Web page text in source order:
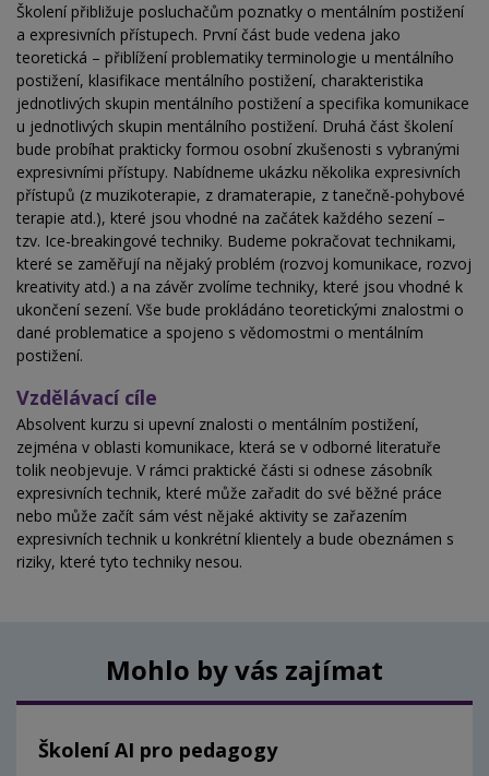
Školení přibližuje posluchačům poznatky o mentálním postižení
a expresivních přístupech. První část bude vedena jako
teoretická – přiblížení problematiky terminologie u mentálního
postižení, klasifikace mentálního postižení, charakteristika
jednotlivých skupin mentálního postižení a specifika komunikace
u jednotlivých skupin mentálního postižení. Druhá část školení
bude probíhat prakticky formou osobní zkušenosti s vybranými
expresivními přístupy. Nabídneme ukázku několika expresivních
přístupů (z muzikoterapie, z dramaterapie, z tanečně-pohybové
terapie atd.), které jsou vhodné na začátek každého sezení –
tzv. Ice-breakingové techniky. Budeme pokračovat technikami,
které se zaměřují na nějaký problém (rozvoj komunikace, rozvoj
kreativity atd.) a na závěr zvolíme techniky, které jsou vhodné k
ukončení sezení. Vše bude prokládáno teoretickými znalostmi o
dané problematice a spojeno s vědomostmi o mentálním
postižení.
Vzdělávací cíle
Absolvent kurzu si upevní znalosti o mentálním postižení,
zejména v oblasti komunikace, která se v odborné literatuře
tolik neobjevuje. V rámci praktické části si odnese zásobník
expresivních technik, které může zařadit do své běžné práce
nebo může začít sám vést nějaké aktivity se zařazením
expresivních technik u konkrétní klientely a bude obeznámen s
riziky, které tyto techniky nesou.
Mohlo by vás zajímat
Školení AI pro pedagogy